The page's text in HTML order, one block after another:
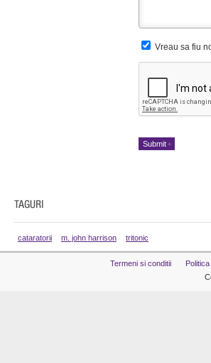
Vreau sa fiu
cataratorii m. john harrison tritonic
Termeni si conditii